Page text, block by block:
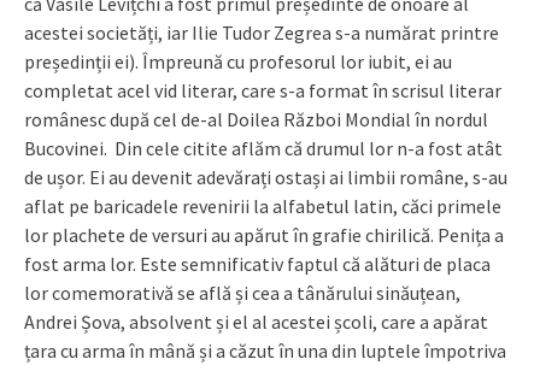
acestei societăți, iar Ilie Tudor Zegrea s-a numărat printre
președinții ei). Împreună cu profesorul lor iubit, ei au
completat acel vid literar, care s-a format în scrisul literar
românesc după cel de-al Doilea Război Mondial în nordul
Bucovinei. Din cele citite aflăm că drumul lor n-a fost atât
de ușor. Ei au devenit adevărați ostași ai limbii române, s-au
aflat pe baricadele revenirii la alfabetul latin, căci primele
lor plachete de versuri au apărut în grafie chirilică. Penița a
fost arma lor. Este semnificativ faptul că alături de placa
lor comemorativă se află și cea a tânărului sinăuțean,
Andrei Șova, absolvent și el al acestei școli, care a apărat
țara cu arma în mână și a căzut în una din luptele împotriva